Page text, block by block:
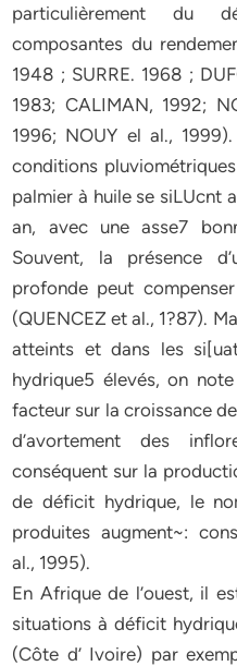
particulièrement du
composantes du
1948 ; SURRE. 1968 ;
1983; CALIMAN, 1992;
1996; NOUY el al.,
conditions
palmier à huile se siLUcnt
an, avec une asse7
Souvent, la présence
profonde peut
(QUENCEZ et al., 1?87).
atteints et dans les
hydrique5 élevés, on
facteur sur la croissance
d’avortement des
conséquent sur la
de déficit hydrique, le
produites augment~:
al., 1995).
En Afrique de l’ouest, il
situations à déficit
(Côte d’ Ivoire) par